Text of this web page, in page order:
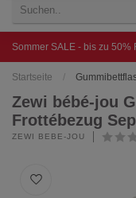
Sommer SALE - bis zu 50%
Startseite /
Zewi bébé-jou
Frottébezug
ZEWI BÉBÉ-JOU